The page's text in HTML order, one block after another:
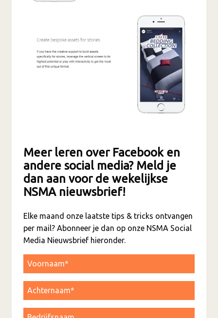
Meer leren over Facebook en
andere social media? Meld je
dan aan voor de wekelijkse
NSMA nieuwsbrief!
Elke maand onze laatste tips & tricks ontvangen
per mail? Abonneer je dan op onze NSMA Social
Media Nieuwsbrief hieronder.